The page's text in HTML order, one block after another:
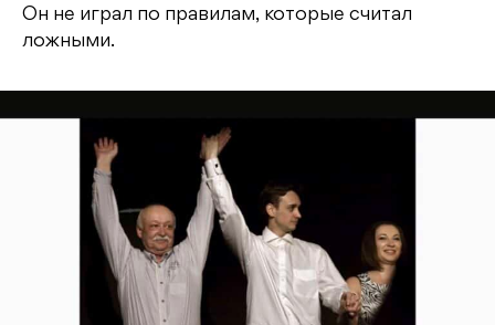
Он не играл по правилам, которые считал
ложными.